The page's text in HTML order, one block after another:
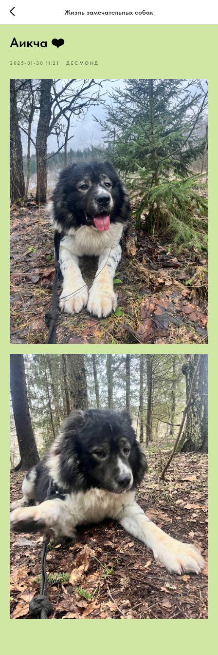
Жизнь замечательных собак
Аикча ❤️
2025-01-30 11:21 ДЕСМОНД